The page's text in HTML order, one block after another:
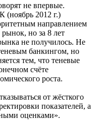
не впервые.
2012 г.)
направлением
но за 8 лет
не получилось. Не
банкингом, но
тем, что теневые
счёте
роста.
от жёсткого
показателей, а
оценками».